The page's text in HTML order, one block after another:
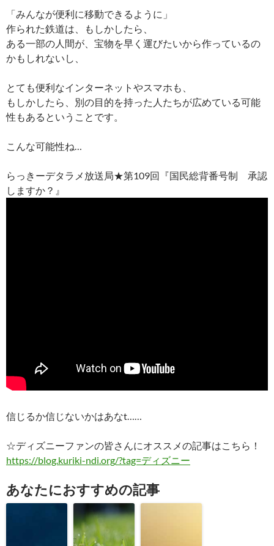
「みんなが便利に移動できるように」
作られた鉄道は、もしかしたら、
ある一部の人間が、宝物を早く運びたいから作っているの
かもしれないし、
とても便利なインターネットやスマホも、
もしかしたら、別の目的を持った人たちが広めている可能
性もあるということです。
こんな可能性ね…
らっきーデタラメ放送局★第109回『国民総背番号制 承認
しますか？』
信じるか信じないかはあなt……
☆ディズニーファンの皆さんにオススメの記事はこちら！
https://blog.kuriki-ndi.org/?tag=ディズニー
あなたにおすすめの記事